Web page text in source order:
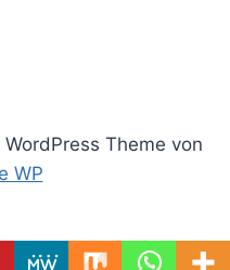
Theme von
WP